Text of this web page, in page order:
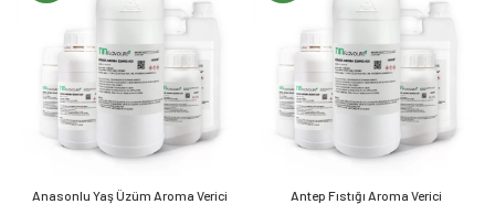
Anasonlu Yaş Üzüm Aroma Verici Antep Fıstığı Aroma Verici